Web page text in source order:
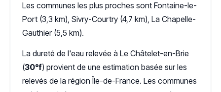
Les communes les plus proches sont Fontaine-le-
Port (3,3 km), Sivry-Courtry (4,7 km), La Chapelle-
Gauthier (5,5 km).
La dureté de l'eau relevée à Le Châtelet-en-Brie
(30°f) provient de une estimation basée sur les
relevés de la région Île-de-France. Les communes